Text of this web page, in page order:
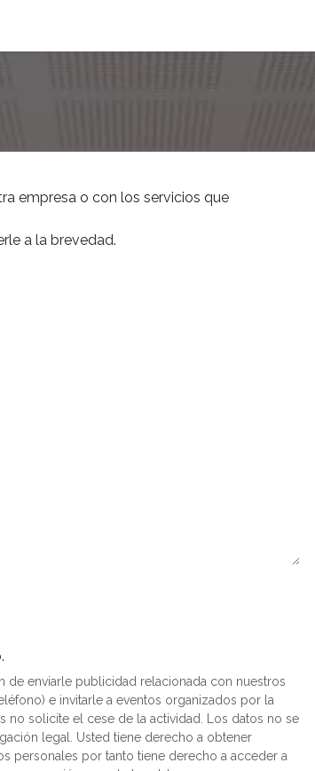
empresa o con los servicios que
a la brevedad.
de enviarle publicidad relacionada con nuestros
e invitarle a eventos organizados por la
no solicite el cese de la actividad. Los datos no se
legal. Usted tiene derecho a obtener
personales por tanto tiene derecho a acceder a